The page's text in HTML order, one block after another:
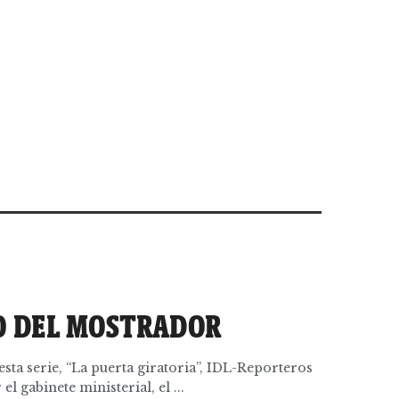
DEL MOSTRADOR
serie, “La puerta giratoria”, IDL-Reporteros
gabinete ministerial, el ...